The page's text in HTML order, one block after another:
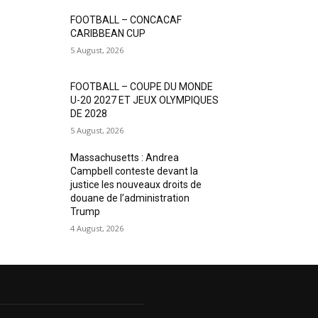
FOOTBALL – CONCACAF
CARIBBEAN CUP
5 August, 2026
FOOTBALL – COUPE DU MONDE
U-20 2027 ET JEUX OLYMPIQUES
DE 2028
5 August, 2026
Massachusetts : Andrea
Campbell conteste devant la
justice les nouveaux droits de
douane de l’administration
Trump
4 August, 2026